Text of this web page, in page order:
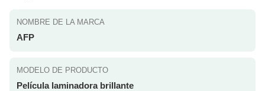
NOMBRE DE LA MARCA
AFP
MODELO DE PRODUCTO
Película laminadora brillante